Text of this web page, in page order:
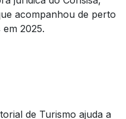
acompanhou de perto
2025.
de Turismo ajuda a